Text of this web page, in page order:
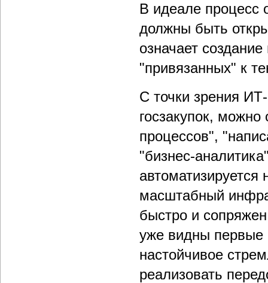
В идеале процесс
должны быть
означает
"привязанных" к
С точки зрения
госзакупок,
процессов",
"бизнес-
масштабный
быстро и
уже видны первые
настойчивое
реализовать